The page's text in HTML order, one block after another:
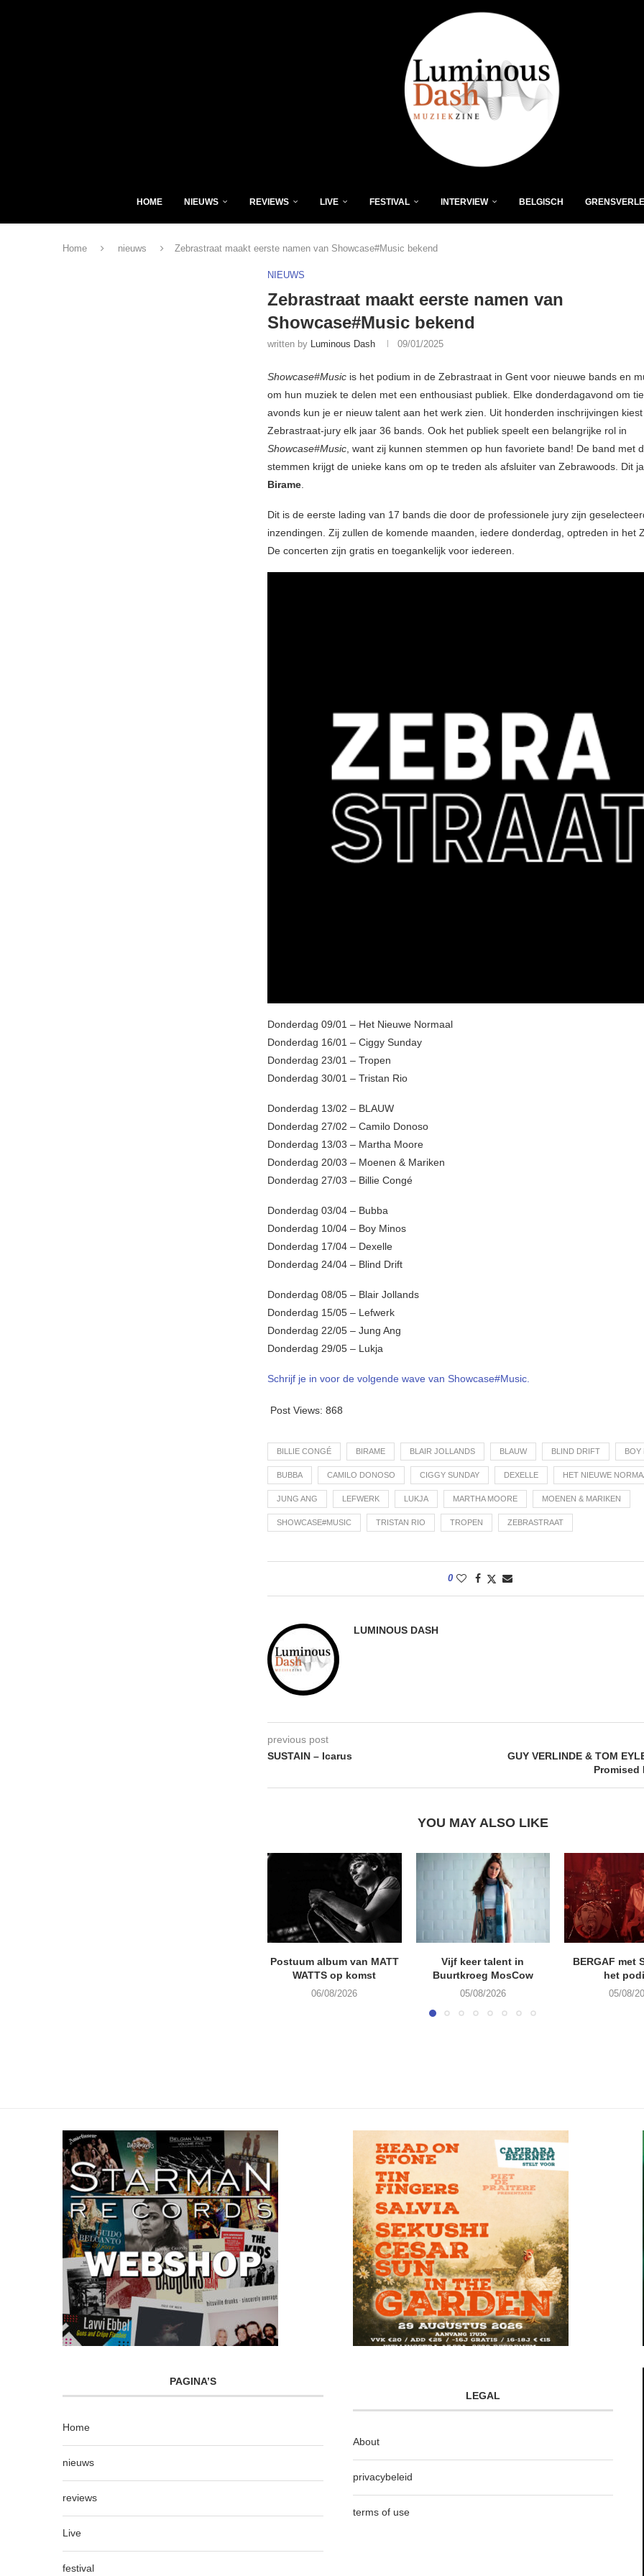
HOME NIEUWS REVIEWS LIVE FESTIVAL INTERVIEW BELGISCH
Home nieuws Zebrastraat maakt eerste namen van Showcase#Music bekend
NIEUWS
Zebrastraat maakt eerste namen van
Showcase#Music bekend
written by Luminous Dash 09/01/2025
Showcase#Music is het podium in de Zebrastraat in Gent voor nieuwe bands en
om hun muziek te delen met een enthousiast publiek. Elke donderdagavond om
avonds kun je er nieuw talent aan het werk zien. Uit honderden inschrijvingen
Zebrastraat-jury elk jaar 36 bands. Ook het publiek speelt een belangrijke rol in
Showcase#Music, want zij kunnen stemmen op hun favoriete band! De band met
stemmen krijgt de unieke kans om op te treden als afsluiter van Zebrawoods. Dit
Birame.
Dit is de eerste lading van 17 bands die door de professionele jury zijn
inzendingen. Zij zullen de komende maanden, iedere donderdag, optreden in het
De concerten zijn gratis en toegankelijk voor iedereen.
Donderdag 09/01 – Het Nieuwe Normaal
Donderdag 16/01 – Ciggy Sunday
Donderdag 23/01 – Tropen
Donderdag 30/01 – Tristan Rio
Donderdag 13/02 – BLAUW
Donderdag 27/02 – Camilo Donoso
Donderdag 13/03 – Martha Moore
Donderdag 20/03 – Moenen & Mariken
Donderdag 27/03 – Billie Congé
Donderdag 03/04 – Bubba
Donderdag 10/04 – Boy Minos
Donderdag 17/04 – Dexelle
Donderdag 24/04 – Blind Drift
Donderdag 08/05 – Blair Jollands
Donderdag 15/05 – Lefwerk
Donderdag 22/05 – Jung Ang
Donderdag 29/05 – Lukja
Schrijf je in voor de volgende wave van Showcase#Music.
Post Views: 868
BILLIE CONGÉ BIRAME BLAIR JOLLANDS BLAUW BLIND DRIFT BOY
BUBBA CAMILO DONOSO CIGGY SUNDAY DEXELLE HET NIEUWE
JUNG ANG LEFWERK LUKJA MARTHA MOORE MOENEN & MARIKEN
SHOWCASE#MUSIC TRISTAN RIO TROPEN ZEBRASTRAAT
0
LUMINOUS DASH
previous post
SUSTAIN – Icarus
GUY VERLINDE & TOM
Promised
YOU MAY ALSO LIKE
Postuum album van MATT
WATTS op komst
06/08/2026
Vijf keer talent in
Buurtkroeg MosCow
05/08/2026
BERGAF met
het
05/08/
PAGINA’S
Home
nieuws
reviews
Live
festival
LEGAL
About
privacybeleid
terms of use